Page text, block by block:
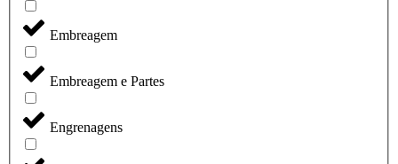
Embreagem
Embreagem e Partes
Engrenagens